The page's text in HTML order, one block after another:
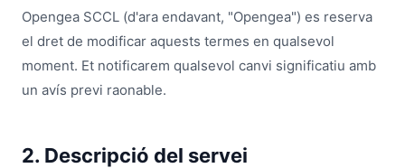
Opengea SCCL (d'ara endavant, "Opengea") es reserva
el dret de modificar aquests termes en qualsevol
moment. Et notificarem qualsevol canvi significatiu amb
un avís previ raonable.
2. Descripció del servei